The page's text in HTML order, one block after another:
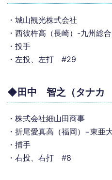
・城山観光株式会社
・西彼杵高（長崎）-九州総
・投手
・左投、左打 #29
◆田中 智之（タナカ
・株式会社細山田商事
・折尾愛真高（福岡）−東亜
・捕手
・右投、右打 #8